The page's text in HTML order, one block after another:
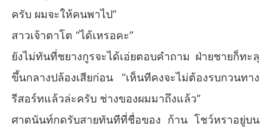
ครับ ผมจะให้คนพาไป”
สาวเจ้าตาโต “ได้เหรอคะ”
ยังไม่ทันที่ชยางกูรจะได้เอ่ยตอบคำถาม ฝ่ายชายก็ทะลุ
ขึ้นกลางปล้องเสียก่อน “เห็นทีคงจะไม่ต้องรบกวนทาง
รีสอร์ทแล้วล่ะครับ ช่างของผมมาถึงแล้ว”
ศาตนันท์กดรับสายทันทีที่ชื่อของ ก้าน โชว์หราอยู่บน